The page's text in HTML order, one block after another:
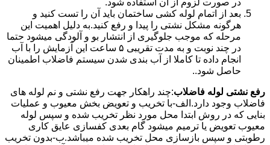
در صورت لزوم از آن استفاده شود.
بعد از اتمام لوله کشی ساختمان باید آن را تست کنید و
هرگونه مشکل نشتی را پیدا و رفع کنید.به دلیل اهمیت این
مرحله که موجب جلوگیری از انتشار بو و آلودگی میشود حتما
در چند نوبت و به مدت تقریبی ۵ ساعت این آزمایش را با آب
انجام داده تا کاملا از آب بندی شدن سیستم فاضلاب اطمینان
حاصل شود..
رفع نشتی لوله فاضلاب:چند راهکار جهت رفع نشتی و نم لوله های
فاضلاب وجود دارد.الف-با تخریب و تعویض بخش معیوب و عملیات
بنایی که در روش ابتدا محل مورد نظر تخریب شده و سپس لوله
معیوب تعویض یا ترمیم میشود گام بعدی کفسازی عایق کاری
رطوبتی و سپس بازسازی محل تخریب شده میباشد.ب-بدون تخریب